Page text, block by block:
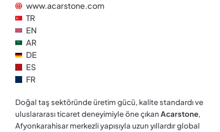
www.acarstone.com
TR
EN
AR
DE
ES
FR
Doğal taş sektöründe üretim gücü, kalite standardı ve
uluslararası ticaret deneyimiyle öne çıkan Acarstone,
Afyonkarahisar merkezli yapısıyla uzun yıllardır global